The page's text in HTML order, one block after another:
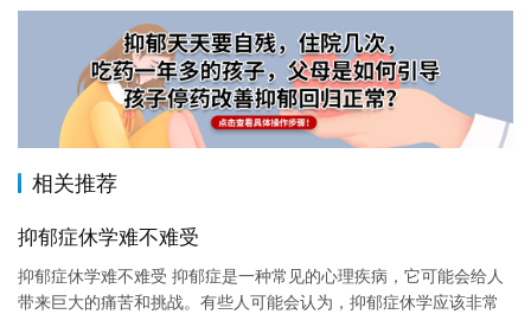
相关推荐
抑郁症休学难不难受
抑郁症休学难不难受 抑郁症是一种常见的心理疾病，它可能会给人
带来巨大的痛苦和挑战。有些人可能会认为，抑郁症休学应该非常